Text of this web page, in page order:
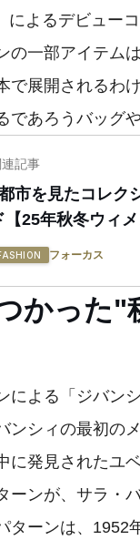
によるデビュー
一部アイテム
で展開されるわ
であろうバッグ
連記事
市を見たコレク
【25年秋冬ウィメ
フォーカス
かった
よる「ジバン
ンシィの最初の
に発見されたユ
ーンが、サラ・
ターンは、1952